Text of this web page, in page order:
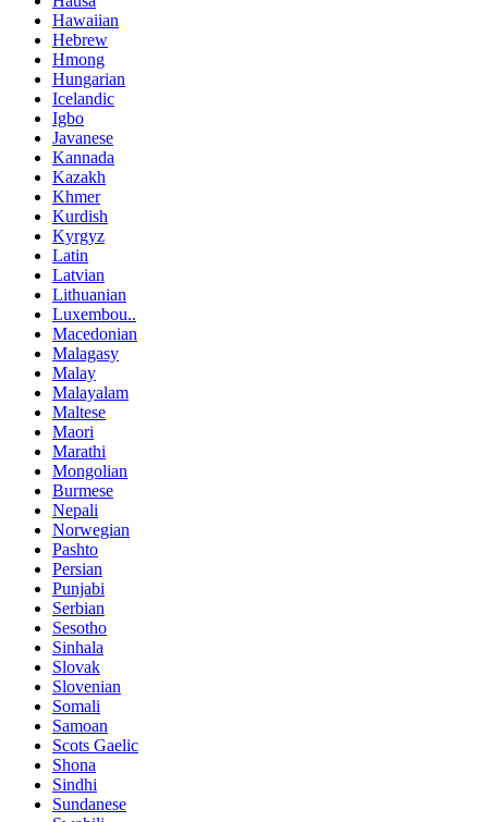
Hawaiian
Hebrew
Hmong
Hungarian
Icelandic
Igbo
Javanese
Kannada
Kazakh
Khmer
Kurdish
Kyrgyz
Latin
Latvian
Lithuanian
Luxembou..
Macedonian
Malagasy
Malay
Malayalam
Maltese
Maori
Marathi
Mongolian
Burmese
Nepali
Norwegian
Pashto
Persian
Punjabi
Serbian
Sesotho
Sinhala
Slovak
Slovenian
Somali
Samoan
Scots Gaelic
Shona
Sindhi
Sundanese